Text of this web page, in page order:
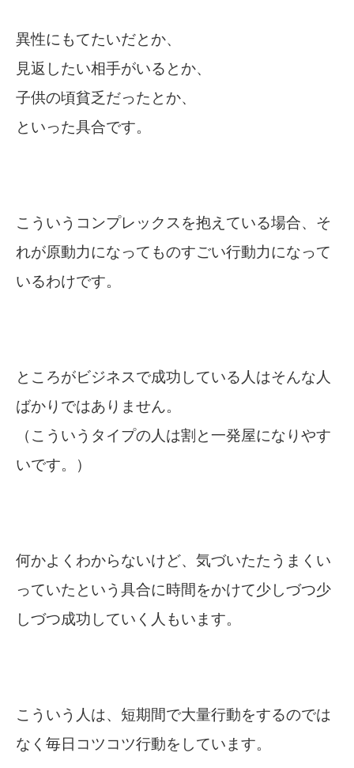
異性にもてたいだとか、
見返したい相手がいるとか、
子供の頃貧乏だったとか、
といった具合です。
こういうコンプレックスを抱えている場合、そ
れが原動力になってものすごい行動力になって
いるわけです。
ところがビジネスで成功している人はそんな人
ばかりではありません。
（こういうタイプの人は割と一発屋になりやす
いです。）
何かよくわからないけど、気づいたたうまくい
っていたという具合に時間をかけて少しづつ少
しづつ成功していく人もいます。
こういう人は、短期間で大量行動をするのでは
なく毎日コツコツ行動をしています。